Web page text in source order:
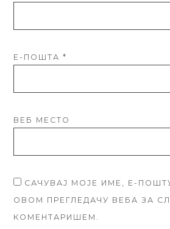
Е-ПОШТА*
ВЕБ МЕСТО
САЧУВАЈ МОЈЕ ИМЕ, Е-
ОВОМ ПРЕГЛЕДАЧУ ВЕБА ЗА
КОМЕНТАРИШЕМ.